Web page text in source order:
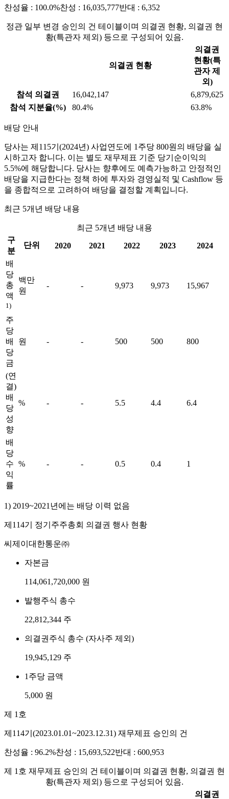
찬성율 : 100.0%찬성 : 16,035,777반대 : 6,352
정관 일부 변경 승인의 건 테이블이며 의결권 현황, 의결권 현
황(특관자 제외) 등으로 구성되어 있음.
의결권 현황
의결권
현황(특
관자 제
외)
참석 의결권
16,042,147
6,879,625
참석 지분율(%)
80.4% 63.8%
배당 안내
당사는 제115기(2024년) 사업연도에 1주당 800원의 배당을 실
시하고자 합니다. 이는 별도 재무제표 기준 당기순이익의
5.5%에 해당합니다. 당사는 향후에도 예측가능하고 안정적인
배당을 지급한다는 정책 하에 투자와 경영실적 및 Cashflow 등
을 종합적으로 고려하여 배당을 결정할 계획입니다.
최근 5개년 배당 내용
최근 5개년 배당 내용
구
분
단위 2020 2021 2022 2023 2024
배
당
총
액
1)
백만
원
- - 9,973 9,973 15,967
주
당
배
당
금
원 - - 500 500 800
(연
결)
배
당
성
향
% - - 5.5 4.4 6.4
배
당
수
익
률
% - - 0.5 0.4 1
1) 2019~2021년에는 배당 이력 없음
제114기 정기주주총회 의결권 행사 현황
씨제이대한통운㈜
자본금
114,061,720,000 원
발행주식 총수
22,812,344 주
의결권주식 총수 (자사주 제외)
19,945,129 주
1주당 금액
5,000 원
제 1호
제114기(2023.01.01~2023.12.31) 재무제표 승인의 건
찬성율 : 96.2%찬성 : 15,693,522반대 : 600,953
제 1호 재무제표 승인의 건 테이블이며 의결권 현황, 의결권 현
황(특관자 제외) 등으로 구성되어 있음.
의결권